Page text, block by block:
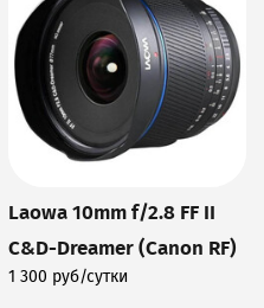
Laowa 10mm f/2.8 FF II
C&D-Dreamer (Canon RF)
1 300 руб/сутки